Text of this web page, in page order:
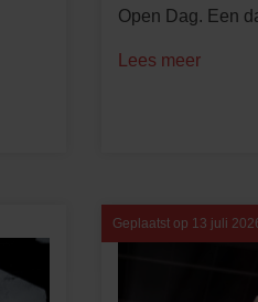
Open Dag. Een
Lees meer
Geplaatst op 13 juli